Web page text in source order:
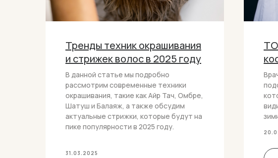
Тренды техник окрашивания
и стрижек волос в 2025 году
В данной статье мы подробно
рассмотрим современные техники
окрашивания, такие как Айр Тач, Омбре,
Шатуш и Балаяж, а также обсудим
актуальные стрижки, которые будут на
пике популярности в 2025 году.
31.03.2025